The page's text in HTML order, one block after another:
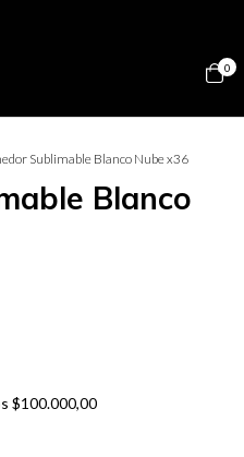
0
Sublimable Blanco Nube x36
Blanco
$100.000,00